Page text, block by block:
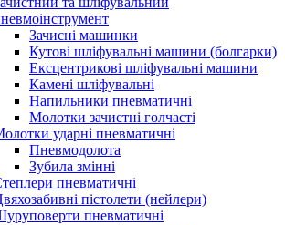
Зачисні машинки
Кутові шліфувальні машини (болгарки)
Ексцентрикові шліфувальні машини
Камені шліфувальні
Напильники пневматичні
Молотки зачистні голчасті
ударні пневматичні
Пневмодолота
Зубила змінні
пневматичні
пістолети (нейлери)
пневматичні